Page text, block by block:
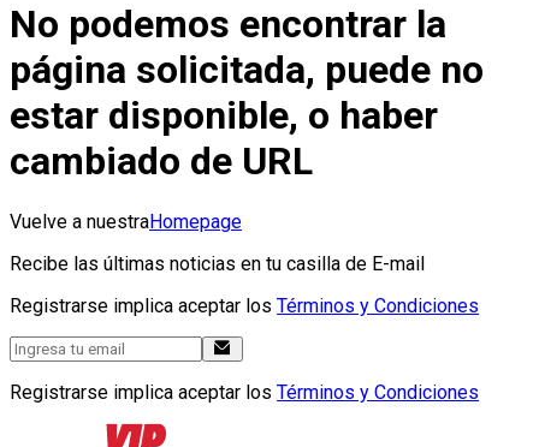
No podemos encontrar la
página solicitada, puede no
estar disponible, o haber
cambiado de URL
Vuelve a nuestraHomepage
Recibe las últimas noticias en tu casilla de E-mail
Registrarse implica aceptar los Términos y Condiciones
Registrarse implica aceptar los Términos y Condiciones